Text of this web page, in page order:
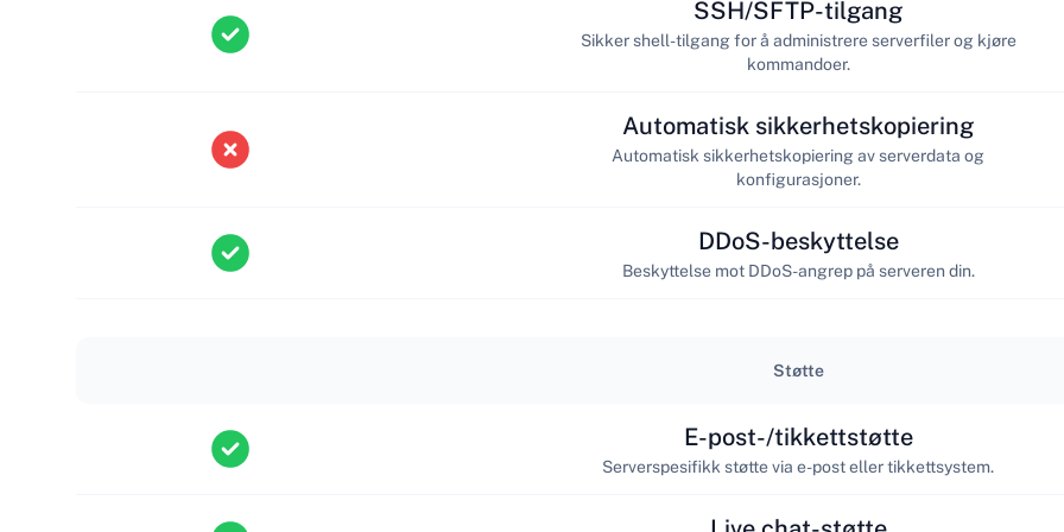
SSH/SFTP-tilgang
Sikker shell-tilgang for å administrere serverfiler og kjøre
kommandoer.
Automatisk sikkerhetskopiering
Automatisk sikkerhetskopiering av serverdata og
konfigurasjoner.
DDoS-beskyttelse
Beskyttelse mot DDoS-angrep på serveren din.
Støtte
E-post-/tikkettstøtte
Serverspesifikk støtte via e-post eller tikkettsystem.